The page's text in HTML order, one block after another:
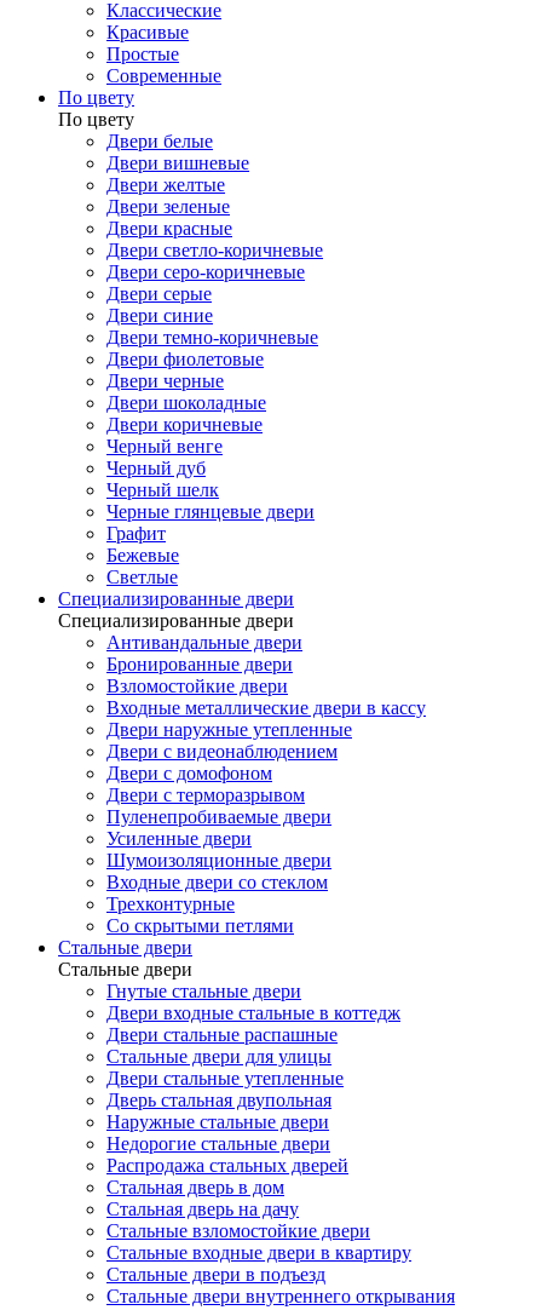
Классические
Красивые
Простые
Современные
По цвету
По цвету
Двери белые
Двери вишневые
Двери желтые
Двери зеленые
Двери красные
Двери светло-коричневые
Двери серо-коричневые
Двери серые
Двери синие
Двери темно-коричневые
Двери фиолетовые
Двери черные
Двери шоколадные
Двери коричневые
Черный венге
Черный дуб
Черный шелк
Черные глянцевые двери
Графит
Бежевые
Светлые
Специализированные двери
Специализированные двери
Антивандальные двери
Бронированные двери
Взломостойкие двери
Входные металлические двери в кассу
Двери наружные утепленные
Двери с видеонаблюдением
Двери с домофоном
Двери с терморазрывом
Пуленепробиваемые двери
Усиленные двери
Шумоизоляционные двери
Входные двери со стеклом
Трехконтурные
Со скрытыми петлями
Стальные двери
Стальные двери
Гнутые стальные двери
Двери входные стальные в коттедж
Двери стальные распашные
Стальные двери для улицы
Двери стальные утепленные
Дверь стальная двупольная
Наружные стальные двери
Недорогие стальные двери
Распродажа стальных дверей
Стальная дверь в дом
Стальная дверь на дачу
Стальные взломостойкие двери
Стальные входные двери в квартиру
Стальные двери в подъезд
Стальные двери внутреннего открывания